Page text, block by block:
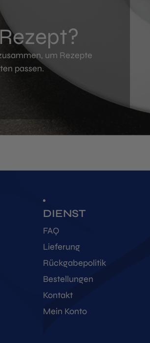
um Rezepte
passen.
DIENST
FAQ
Lieferung
Rückgabepolitik
Bestellungen
Kontakt
Mein Konto